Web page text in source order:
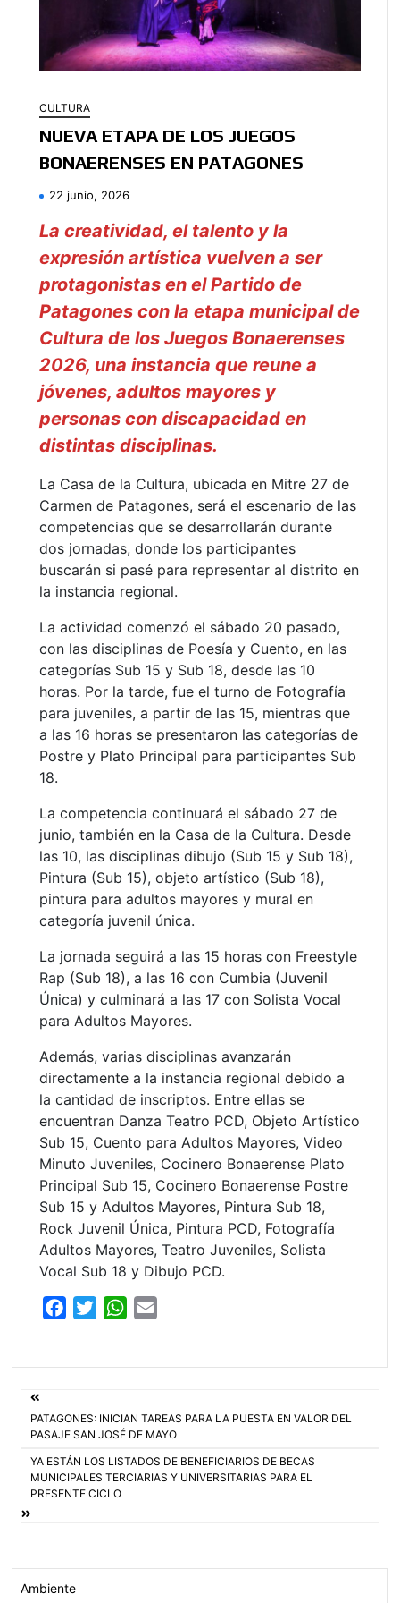
CULTURA
NUEVA ETAPA DE LOS JUEGOS
BONAERENSES EN PATAGONES
22 junio, 2026
La creatividad, el talento y la
expresión artística vuelven a ser
protagonistas en el Partido de
Patagones con la etapa municipal de
Cultura de los Juegos Bonaerenses
2026, una instancia que reune a
jóvenes, adultos mayores y
personas con discapacidad en
distintas disciplinas.
La Casa de la Cultura, ubicada en Mitre 27 de
Carmen de Patagones, será el escenario de las
competencias que se desarrollarán durante
dos jornadas, donde los participantes
buscarán si pasé para representar al distrito en
la instancia regional.
La actividad comenzó el sábado 20 pasado,
con las disciplinas de Poesía y Cuento, en las
categorías Sub 15 y Sub 18, desde las 10
horas. Por la tarde, fue el turno de Fotografía
para juveniles, a partir de las 15, mientras que
a las 16 horas se presentaron las categorías de
Postre y Plato Principal para participantes Sub
18.
La competencia continuará el sábado 27 de
junio, también en la Casa de la Cultura. Desde
las 10, las disciplinas dibujo (Sub 15 y Sub 18),
Pintura (Sub 15), objeto artístico (Sub 18),
pintura para adultos mayores y mural en
categoría juvenil única.
La jornada seguirá a las 15 horas con Freestyle
Rap (Sub 18), a las 16 con Cumbia (Juvenil
Única) y culminará a las 17 con Solista Vocal
para Adultos Mayores.
Además, varias disciplinas avanzarán
directamente a la instancia regional debido a
la cantidad de inscriptos. Entre ellas se
encuentran Danza Teatro PCD, Objeto Artístico
Sub 15, Cuento para Adultos Mayores, Video
Minuto Juveniles, Cocinero Bonaerense Plato
Principal Sub 15, Cocinero Bonaerense Postre
Sub 15 y Adultos Mayores, Pintura Sub 18,
Rock Juvenil Única, Pintura PCD, Fotografía
Adultos Mayores, Teatro Juveniles, Solista
Vocal Sub 18 y Dibujo PCD.
o
k
e
W
A
p
Navegación
de
entradas
PATAGONES: INICIAN TAREAS PARA LA PUESTA EN VALOR DEL
PASAJE SAN JOSÉ DE MAYO
YA ESTÁN LOS LISTADOS DE BENEFICIARIOS DE BECAS
MUNICIPALES TERCIARIAS Y UNIVERSITARIAS PARA EL
PRESENTE CICLO
Ambiente